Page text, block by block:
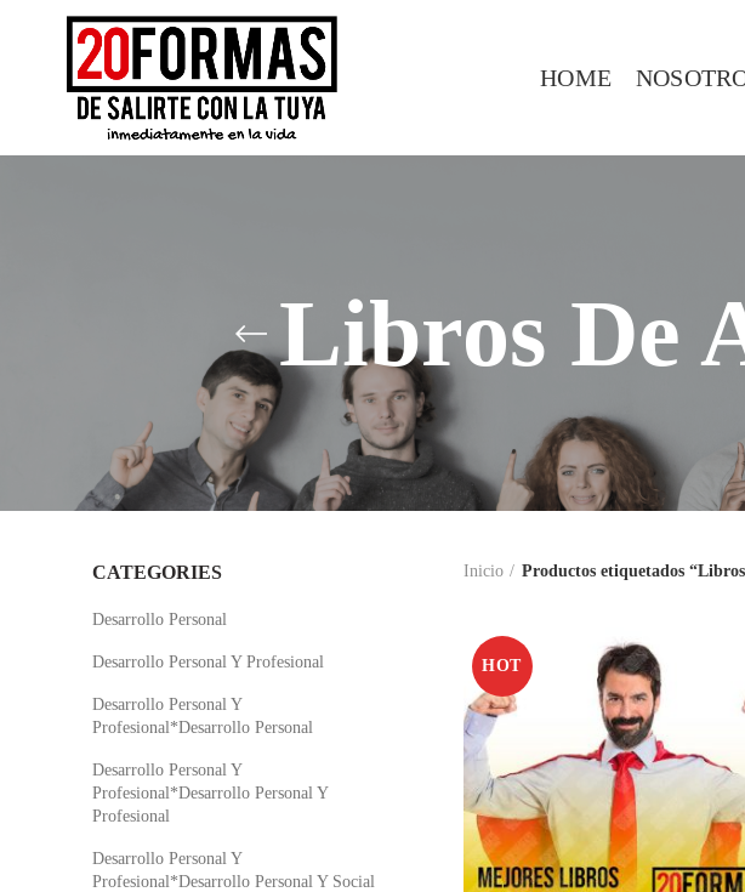
HOME
Libros De
Inicio Productos etiquetados
HOT
CATEGORIES
Desarrollo Personal
Desarrollo Personal Y Profesional
Desarrollo Personal Y
Profesional*Desarrollo Personal
Desarrollo Personal Y
Profesional*Desarrollo Personal Y
Profesional
Desarrollo Personal Y
Profesional*Desarrollo Personal Y Social